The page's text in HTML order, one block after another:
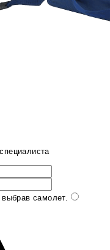
самолет.